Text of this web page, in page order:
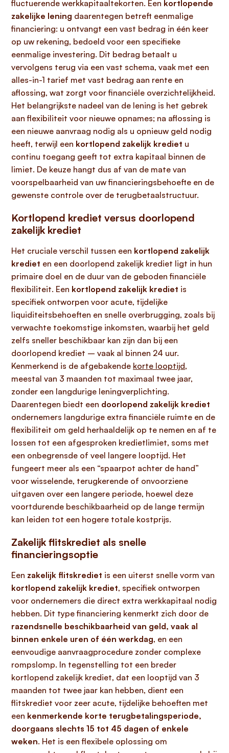
fluctuerende werkkapitaaltekorten. Een kortlopende
zakelijke lening daarentegen betreft eenmalige
financiering: u ontvangt een vast bedrag in één keer
op uw rekening, bedoeld voor een specifieke
eenmalige investering. Dit bedrag betaalt u
vervolgens terug via een vast schema, vaak met een
alles-in-1 tarief met vast bedrag aan rente en
aflossing, wat zorgt voor financiële overzichtelijkheid.
Het belangrijkste nadeel van de lening is het gebrek
aan flexibiliteit voor nieuwe opnames; na aflossing is
een nieuwe aanvraag nodig als u opnieuw geld nodig
heeft, terwijl een kortlopend zakelijk krediet u
continu toegang geeft tot extra kapitaal binnen de
limiet. De keuze hangt dus af van de mate van
voorspelbaarheid van uw financieringsbehoefte en de
gewenste controle over de terugbetaalstructuur.
Kortlopend krediet versus doorlopend
zakelijk krediet
Het cruciale verschil tussen een kortlopend zakelijk
krediet en een doorlopend zakelijk krediet ligt in hun
primaire doel en de duur van de geboden financiële
flexibiliteit. Een kortlopend zakelijk krediet is
specifiek ontworpen voor acute, tijdelijke
liquiditeitsbehoeften en snelle overbrugging, zoals bij
verwachte toekomstige inkomsten, waarbij het geld
zelfs sneller beschikbaar kan zijn dan bij een
doorlopend krediet – vaak al binnen 24 uur.
Kenmerkend is de afgebakende korte looptijd,
meestal van 3 maanden tot maximaal twee jaar,
zonder een langdurige leningverplichting.
Daarentegen biedt een doorlopend zakelijk krediet
ondernemers langdurige extra financiële ruimte en de
flexibiliteit om geld herhaaldelijk op te nemen en af te
lossen tot een afgesproken kredietlimiet, soms met
een onbegrensde of veel langere looptijd. Het
fungeert meer als een “spaarpot achter de hand”
voor wisselende, terugkerende of onvoorziene
uitgaven over een langere periode, hoewel deze
voortdurende beschikbaarheid op de lange termijn
kan leiden tot een hogere totale kostprijs.
Zakelijk flitskrediet als snelle
financieringsoptie
Een zakelijk flitskrediet is een uiterst snelle vorm van
kortlopend zakelijk krediet, specifiek ontworpen
voor ondernemers die direct extra werkkapitaal nodig
hebben. Dit type financiering kenmerkt zich door de
razendsnelle beschikbaarheid van geld, vaak al
binnen enkele uren of één werkdag, en een
eenvoudige aanvraagprocedure zonder complexe
rompslomp. In tegenstelling tot een breder
kortlopend zakelijk krediet, dat een looptijd van 3
maanden tot twee jaar kan hebben, dient een
flitskrediet voor zeer acute, tijdelijke behoeften met
een kenmerkende korte terugbetalingsperiode,
doorgaans slechts 15 tot 45 dagen of enkele
weken. Het is een flexibele oplossing om